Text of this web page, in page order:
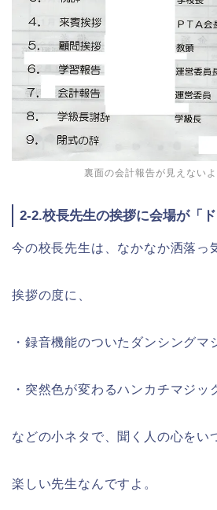
裏面の会計報告が見えないよ
2-2.校長先生の挨拶に会場が「ド
今の校長先生は、なかなか洒落っ
挨拶の度に、
・録音機能のついたダンシングマ
・突然色が変わるハンカチマジッ
などの小ネタで、聞く人の心をい
楽しい先生なんですよ。